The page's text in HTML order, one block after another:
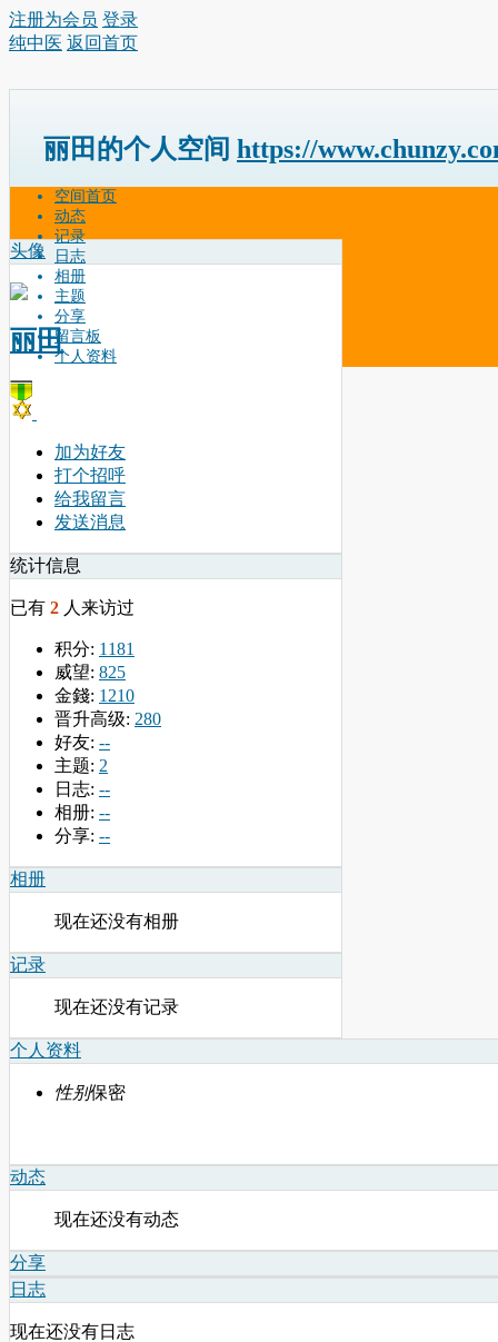
注册为会员 登录
纯中医 返回首页
丽田的个人空间 https://
空间首页
动态
记录
日志
相册
主题
分享
留言板
个人资料
头像
丽田
加为好友
打个招呼
给我留言
发送消息
统计信息
已有 2 人来访过
积分: 1181
威望: 825
金錢: 1210
晋升高级: 280
好友: --
主题: 2
日志: --
相册: --
分享: --
相册
现在还没有相册
记录
现在还没有记录
个人资料
性别保密
动态
现在还没有动态
分享
日志
现在还没有日志